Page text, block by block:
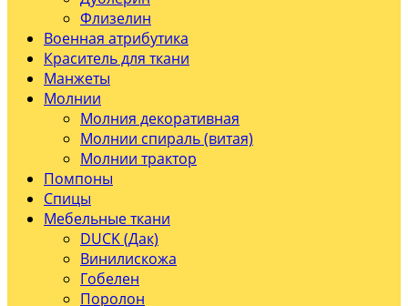
Флизелин
Военная атрибутика
Краситель для ткани
Манжеты
Молнии
Молния декоративная
Молнии спираль (витая)
Молнии трактор
Помпоны
Спицы
Мебельные ткани
DUCK (Дак)
Винилискожа
Гобелен
Поролон